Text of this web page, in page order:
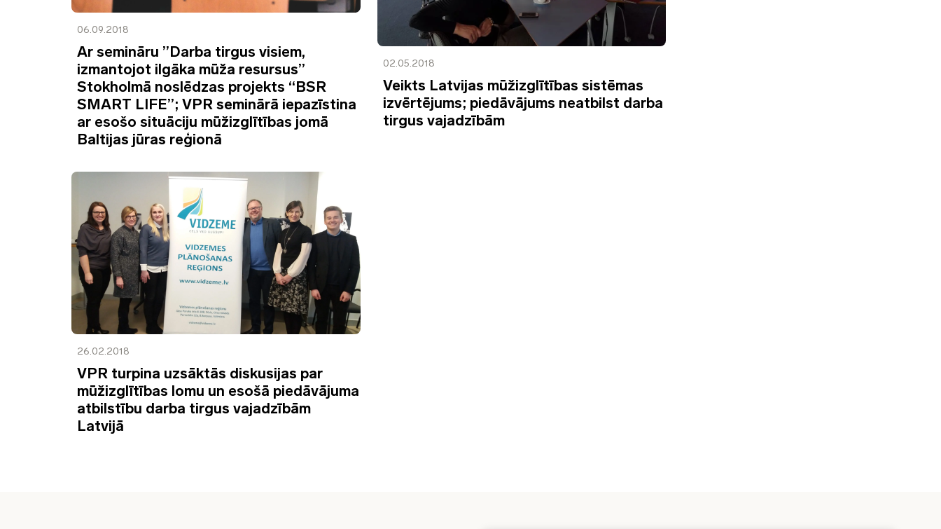
06.09.2018
Ar semināru ”Darba tirgus visiem,
izmantojot ilgāka mūža resursus”
Stokholmā noslēdzas projekts “BSR
SMART LIFE”; VPR seminārā iepazīstina
ar esošo situāciju mūžizglītības jomā
Baltijas jūras reģionā
02.05.2018
Veikts Latvijas mūžizglītības sistēmas
izvērtējums; piedāvājums neatbilst darba
tirgus vajadzībām
26.02.2018
VPR turpina uzsāktās diskusijas par
mūžizglītības lomu un esošā piedāvājuma
atbilstību darba tirgus vajadzībām
Latvijā